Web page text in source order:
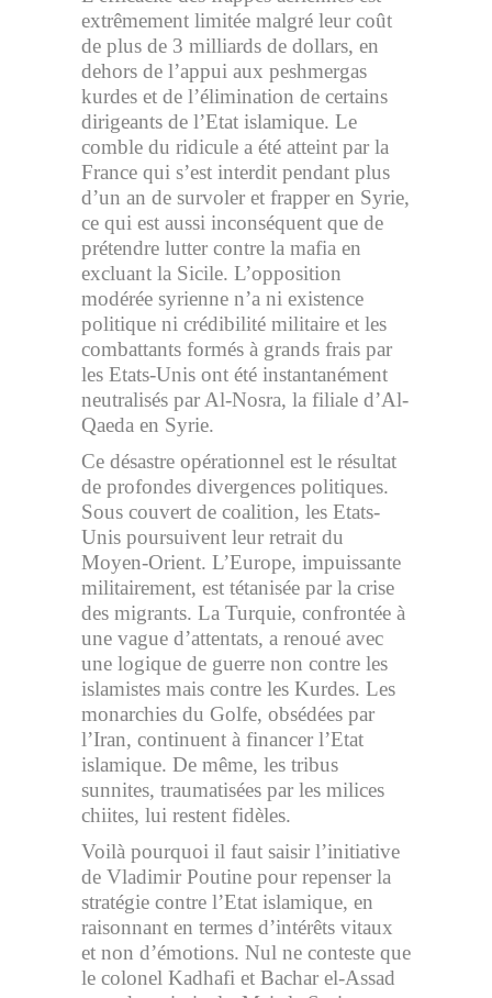
extrêmement limitée malgré leur coût
de plus de 3 milliards de dollars, en
dehors de l’appui aux peshmergas
kurdes et de l’élimination de certains
dirigeants de l’Etat islamique. Le
comble du ridicule a été atteint par la
France qui s’est interdit pendant plus
d’un an de survoler et frapper en Syrie,
ce qui est aussi inconséquent que de
prétendre lutter contre la mafia en
excluant la Sicile. L’opposition
modérée syrienne n’a ni existence
politique ni crédibilité militaire et les
combattants formés à grands frais par
les Etats-Unis ont été instantanément
neutralisés par Al-Nosra, la filiale d’Al-
Qaeda en Syrie.
Ce désastre opérationnel est le résultat
de profondes divergences politiques.
Sous couvert de coalition, les Etats-
Unis poursuivent leur retrait du
Moyen-Orient. L’Europe, impuissante
militairement, est tétanisée par la crise
des migrants. La Turquie, confrontée à
une vague d’attentats, a renoué avec
une logique de guerre non contre les
islamistes mais contre les Kurdes. Les
monarchies du Golfe, obsédées par
l’Iran, continuent à financer l’Etat
islamique. De même, les tribus
sunnites, traumatisées par les milices
chiites, lui restent fidèles.
Voilà pourquoi il faut saisir l’initiative
de Vladimir Poutine pour repenser la
stratégie contre l’Etat islamique, en
raisonnant en termes d’intérêts vitaux
et non d’émotions. Nul ne conteste que
le colonel Kadhafi et Bachar el-Assad